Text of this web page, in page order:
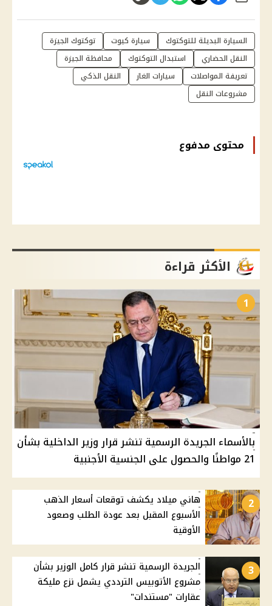
السيارة البديلة للتوكتوك سيارة كيوت
توكتوك الجيزة
النقل الحضاري
استبدال التوكتوك
محافظة الجيزة
تعريفة المواصلات
سيارات الغاز
النقل الذكي
مشروعات النقل
محتوى مدفوع
الأكثر قراءة
1
بالأسماء الجريدة الرسمية تنشر قرار وزير الداخلية بشأن
21 مواطنًا والحصول على الجنسية الأجنبية
2
هاني ميلاد يكشف توقعات أسعار الذهب
الأسبوع المقبل بعد عودة الطلب وصعود
الأوقية
3
الجريدة الرسمية تنشر قرار كامل الوزير بشأن
مشروع الأتوبيس الترددي يشمل نزع مليكة
عقارات "مستندات"